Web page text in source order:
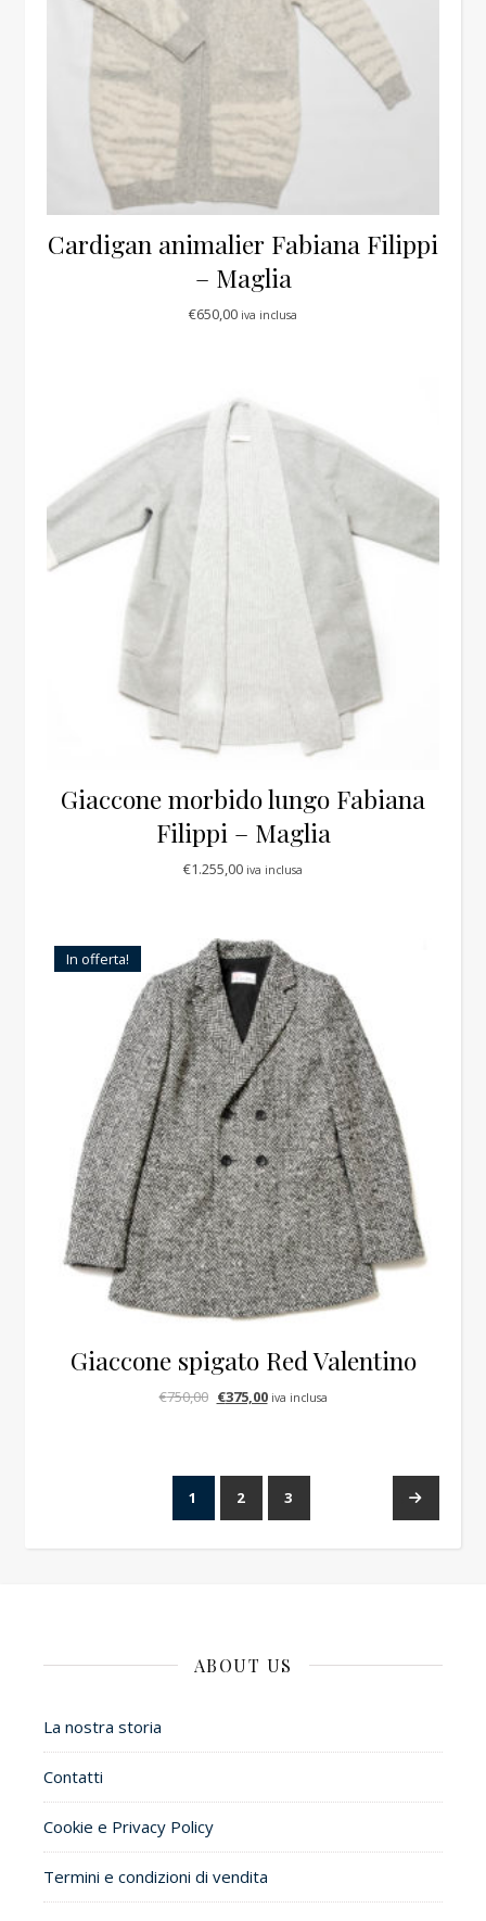
Cardigan animalier Fabiana Filippi
– Maglia
€650,00 iva inclusa
Giaccone morbido lungo Fabiana
Filippi – Maglia
€1.255,00 iva inclusa
In offerta!
Giaccone spigato Red Valentino
€750,00 Il prezzo originale era: €750,00.
€375,00Il prezzo attuale è: €375,00.
iva inclusa
1 2 3
ABOUT US
La nostra storia
Contatti
Cookie e Privacy Policy
Termini e condizioni di vendita